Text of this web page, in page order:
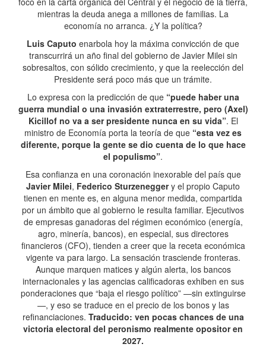
mientras la deuda anega a millones de familias. ⁠La
economía no arranca. ¿Y la política?
Luis Caputo enarbola hoy la máxima convicción de que
transcurrirá un año final del gobierno de Javier Milei sin
sobresaltos, con sólido crecimiento, y que la reelección del
Presidente será poco más que un trámite.
Lo expresa con la predicción de que “puede haber una
guerra mundial o una invasión extraterrestre, pero (Axel)
Kicillof no va a ser presidente nunca en su vida”. El
ministro de Economía porta la teoría de que “esta vez es
diferente, porque la gente se dio cuenta de lo que hace
el populismo”.
Esa confianza en una coronación inexorable del país que
Javier Milei, Federico Sturzeneggery el propio Caputo
tienen en mente es, en alguna menor medida, compartida
por un ámbito que al gobierno le resulta familiar. Ejecutivos
de empresas ganadoras del régimen económico (energía,
agro, minería, bancos), en especial, sus directores
financieros (CFO), tienden a creer que la receta económica
vigente va para largo. La sensación trasciende fronteras.
Aunque marquen matices y algún alerta, los bancos
internacionales y las agencias calificadoras exhiben en sus
ponderaciones que “baja el riesgo político” —sin extinguirse
—, y eso se traduce en el precio de los bonos y las
refinanciaciones. Traducido: ven pocas chances de una
victoria electoral del peronismo realmente opositor en
2027.